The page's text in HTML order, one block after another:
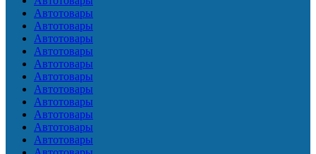
Автотовары
Автотовары
Автотовары
Автотовары
Автотовары
Автотовары
Автотовары
Автотовары
Автотовары
Автотовары
Автотовары